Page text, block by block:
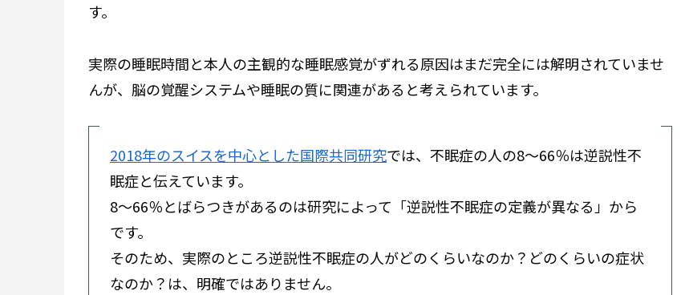
す。
実際の睡眠時間と本人の主観的な睡眠感覚がずれる原因はまだ完全には解明されていませ
んが、脳の覚醒システムや睡眠の質に関連があると考えられています。
2018年のスイスを中心とした国際共同研究では、不眠症の人の8～66％は逆説性不
眠症と伝えています。
8～66％とばらつきがあるのは研究によって「逆説性不眠症の定義が異なる」から
です。
そのため、実際のところ逆説性不眠症の人がどのくらいなのか？どのくらいの症状
なのか？は、明確ではありません。